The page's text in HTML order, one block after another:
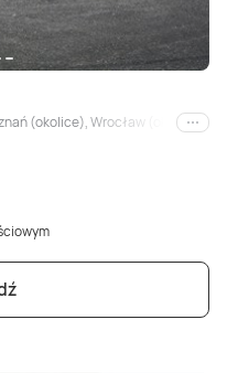
(okolice), Wrocław (okolice),
i inne